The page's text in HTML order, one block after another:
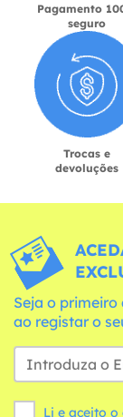
Pagamento
seguro
Trocas e
devoluções
Seja o
ao registar o
Li e aceito